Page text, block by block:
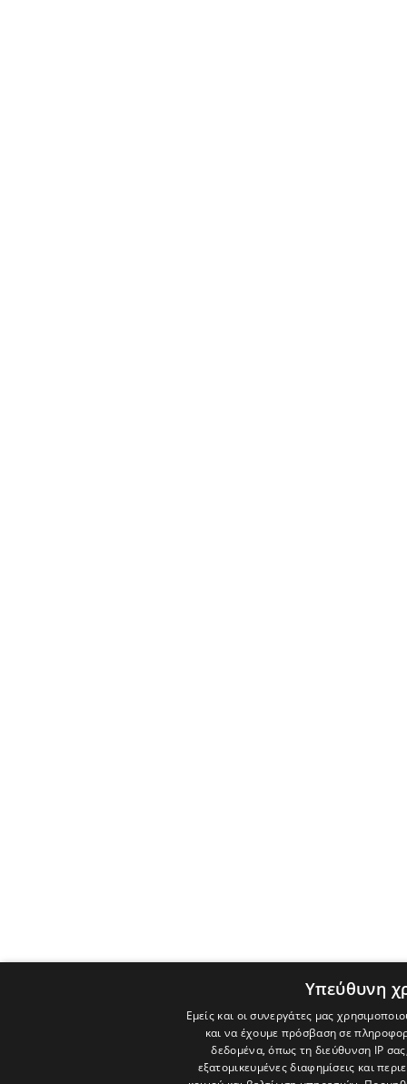
Υπεύθυνη
Εμείς και οι συνεργάτες μας
και να έχουμε πρόσβαση σε
δεδομένα, όπως τη διεύθυνση IP
εξατομικευμένες διαφημίσεις και